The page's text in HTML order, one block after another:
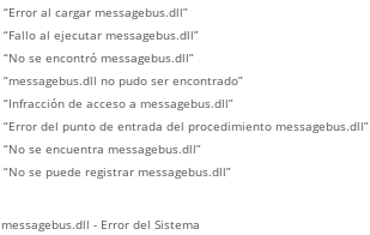
“Error al cargar messagebus.dll”
“Fallo al ejecutar messagebus.dll”
“No se encontró messagebus.dll”
“messagebus.dll no pudo ser encontrado”
“Infracción de acceso a messagebus.dll”
“Error del punto de entrada del procedimiento messagebus.dll”
“No se encuentra messagebus.dll”
“No se puede registrar messagebus.dll”
messagebus.dll - Error del Sistema